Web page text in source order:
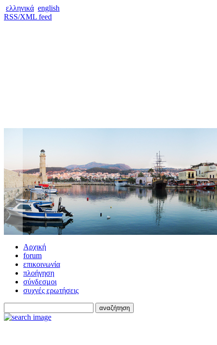
ελληνικά english
RSS/XML feed
Αρχική
forum
επικοινωνία
πλοήγηση
σύνδεσμοι
συχνές ερωτήσεις